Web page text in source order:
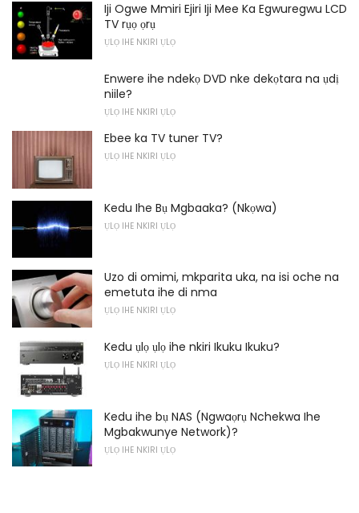
Iji Ogwe Mmiri Ejiri Iji Mee Ka Egwuregwu LCD
TV rụọ ọrụ
ỤLỌ IHE NKIRI ỤLỌ
Enwere ihe ndekọ DVD nke dekọtara na ụdị
niile?
ỤLỌ IHE NKIRI ỤLỌ
Ebee ka TV tuner TV?
ỤLỌ IHE NKIRI ỤLỌ
Kedu Ihe Bụ Mgbaaka? (Nkọwa)
ỤLỌ IHE NKIRI ỤLỌ
Uzo di omimi, mkparita uka, na isi oche na
emetuta ihe di nma
ỤLỌ IHE NKIRI ỤLỌ
Kedu ụlọ ụlọ ihe nkiri Ikuku Ikuku?
ỤLỌ IHE NKIRI ỤLỌ
Kedu ihe bụ NAS (Ngwaọrụ Nchekwa Ihe
Mgbakwunye Network)?
ỤLỌ IHE NKIRI ỤLỌ